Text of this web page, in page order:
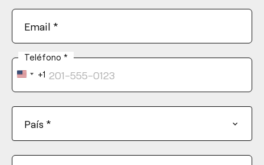
Email *
Teléfono *
United
States
+1
País *